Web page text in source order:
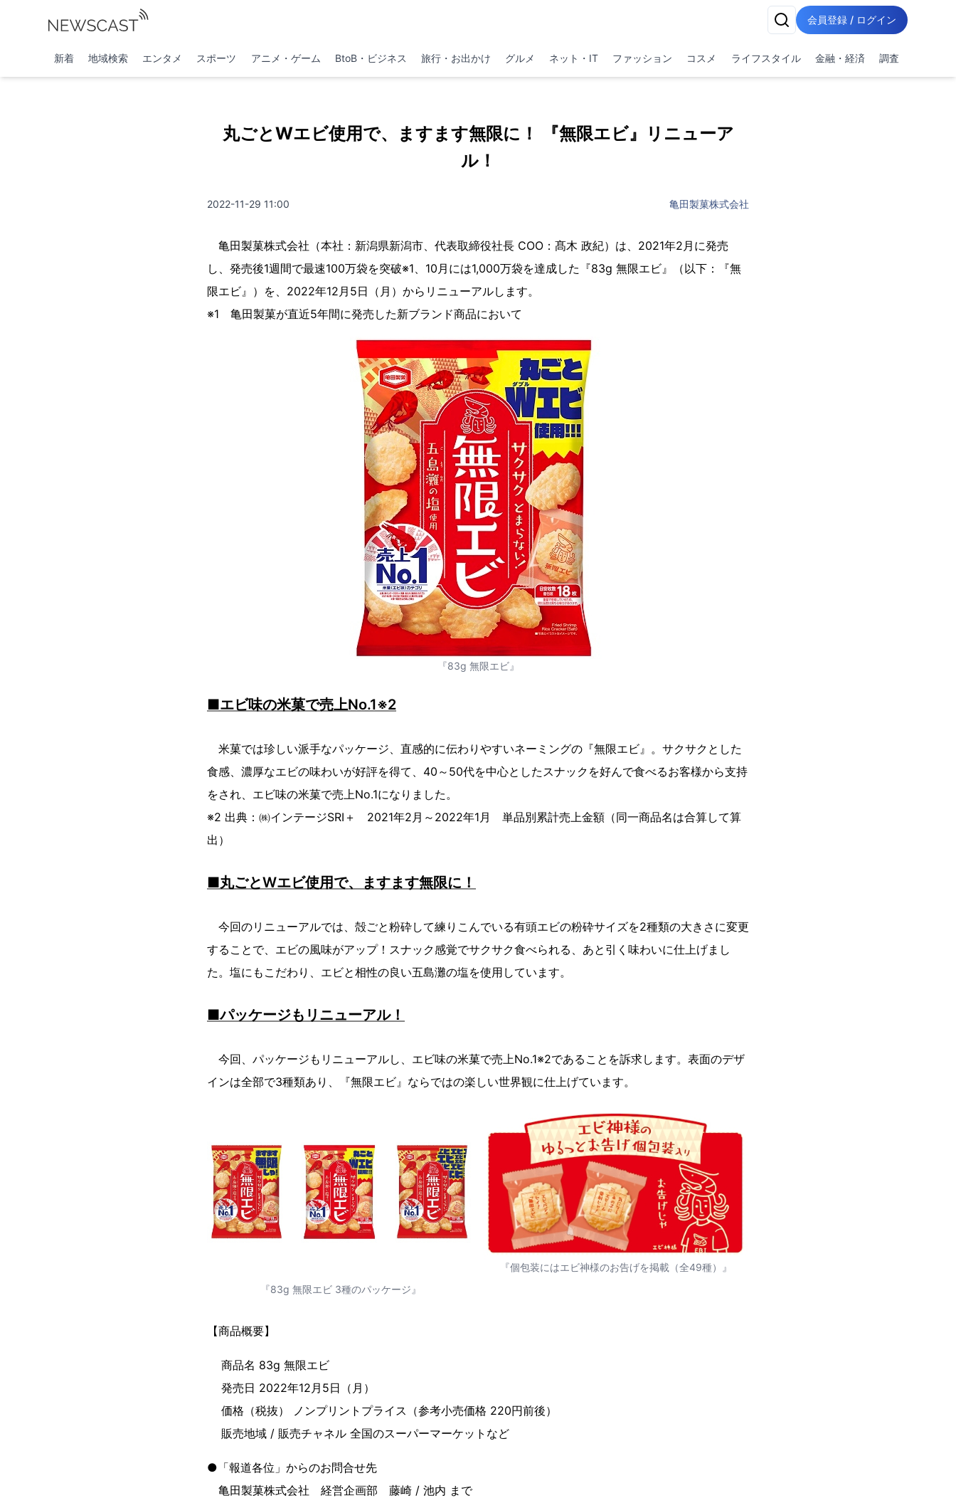
会員登録 / ログイン
新着 地域検索 エンタメ スポーツ アニメ・ゲーム BtoB・ビジネス 旅行・お出かけ グルメ ネット・IT ファッション コスメ ライフスタイル 金融・経済 調査
丸ごとWエビ使用で、ますます無限に！ 『無限エビ』リニューア
ル！
2022-11-29 11:00 亀田製菓株式会社
亀田製菓株式会社（本社：新潟県新潟市、代表取締役社長 COO：髙木 政紀）は、2021年2月に発売
し、発売後1週間で最速100万袋を突破※1、10月には1,000万袋を達成した『83g 無限エビ』（以下：『無
限エビ』）を、2022年12月5日（月）からリニューアルします。
※1 亀田製菓が直近5年間に発売した新ブランド商品において
『83g 無限エビ』
■エビ味の米菓で売上No.1※2
米菓では珍しい派手なパッケージ、直感的に伝わりやすいネーミングの『無限エビ』。サクサクとした
食感、濃厚なエビの味わいが好評を得て、40～50代を中心としたスナックを好んで食べるお客様から支持
をされ、エビ味の米菓で売上No.1になりました。
※2 出典：㈱インテージSRI＋ 2021年2月～2022年1月 単品別累計売上金額（同一商品名は合算して算
出）
■丸ごとWエビ使用で、ますます無限に！
今回のリニューアルでは、殻ごと粉砕して練りこんでいる有頭エビの粉砕サイズを2種類の大きさに変更
することで、エビの風味がアップ！スナック感覚でサクサク食べられる、あと引く味わいに仕上げまし
た。塩にもこだわり、エビと相性の良い五島灘の塩を使用しています。
■パッケージもリニューアル！
今回、パッケージもリニューアルし、エビ味の米菓で売上No.1※2であることを訴求します。表面のデザ
インは全部で3種類あり、『無限エビ』ならではの楽しい世界観に仕上げています。
『83g 無限エビ 3種のパッケージ』
『個包装にはエビ神様のお告げを掲載（全49種）』
【商品概要】
商品名 83g 無限エビ
発売日 2022年12月5日（月）
価格（税抜） ノンプリントプライス（参考小売価格 220円前後）
販売地域 / 販売チャネル 全国のスーパーマーケットなど
●「報道各位」からのお問合せ先
亀田製菓株式会社 経営企画部 藤崎 / 池内 まで